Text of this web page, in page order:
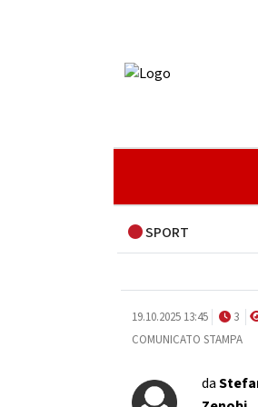
SPORT
19.10.2025 13:45 3
COMUNICATO STAMPA
da